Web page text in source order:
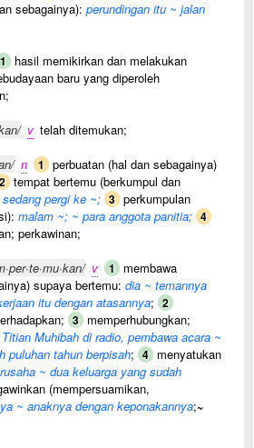
sebagainya): perundingan itu ~ jalan
1
hasil memikirkan dan melakukan
baru yang diperoleh
v telah ditemukan;
n 1 perbuatan (hal dan sebagainya)
2 tempat bertemu (berkumpul dan
pergi ke ~; 3 perkumpulan
malam ~; ~ para anggota panitia; 4
perkawinan;
v 1
membawa
supaya bertemu: dia ~ temannya
itu dengan atasannya; 2
3 memperhubungkan;
Muhibah di radio, pembawa acara ~
puluhan tahun berpisah; 4 menyatukan
~ dua keluarga yang sudah
(mempersuamikan,
~ anaknya dengan keponakannya;~